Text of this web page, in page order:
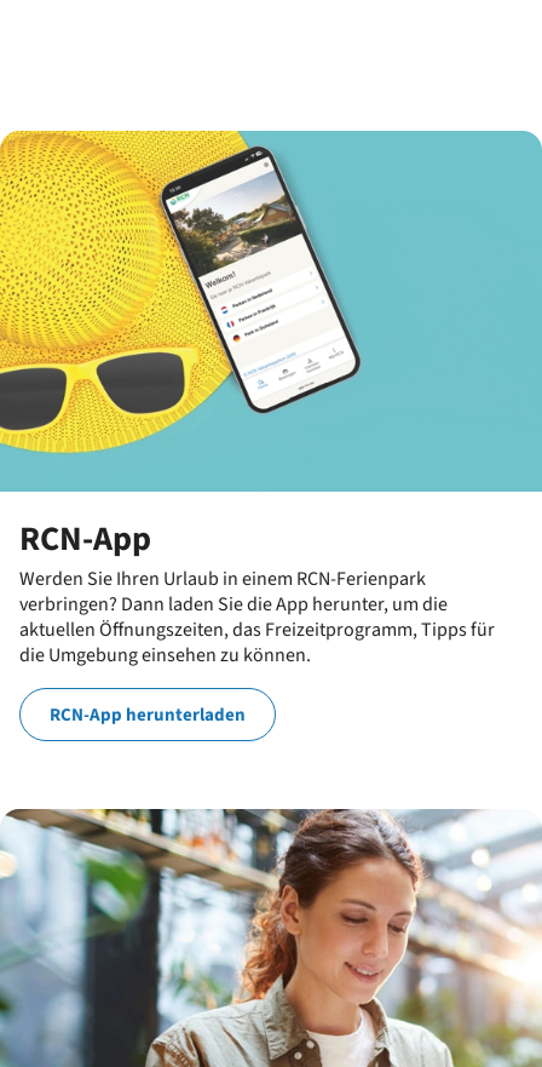
RCN-App
Werden Sie Ihren Urlaub in einem RCN-Ferienpark
verbringen? Dann laden Sie die App herunter, um die
aktuellen Öffnungszeiten, das Freizeitprogramm, Tipps für
die Umgebung einsehen zu können.
RCN-App herunterladen